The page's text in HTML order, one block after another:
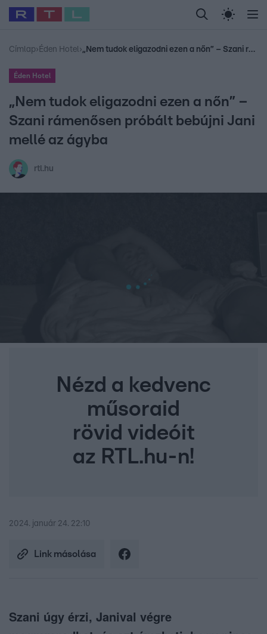
Legfrissebb RTL Híradó Randi Celeb vagyok,
Babits Marcella Most Wanted Gallusz
Címlap› Éden Hotel› „Nem tudok eligazodni ezen a nőn” – Szani rámenősen próbált bebújni Jani mellé az ágyba
Éden Hotel
„Nem tudok eligazodni ezen a nőn” –
Szani rámenősen próbált bebújni Jani
mellé az ágyba
rtl.hu
Nézd a kedvenc
műsoraid
rövid videóit
az RTL.hu-n!
2024. január 24. 22:10
Link másolása
Szani úgy érzi, Janival végre